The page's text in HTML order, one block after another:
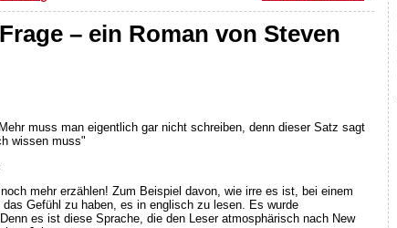
– ein Roman von Steven
muss man eigentlich gar nicht schreiben, denn dieser Satz sagt
wissen muss"
mehr erzählen! Zum Beispiel davon, wie irre es ist, bei einem
Gefühl zu haben, es in englisch zu lesen. Es wurde
es ist diese Sprache, die den Leser atmosphärisch nach New